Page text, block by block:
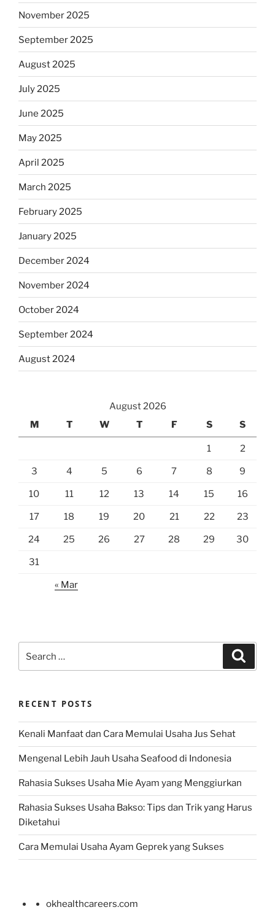
November 2025
September 2025
August 2025
July 2025
June 2025
May 2025
April 2025
March 2025
February 2025
January 2025
December 2024
November 2024
October 2024
September 2024
August 2024
August 2026
M
T W T F S S
1 2
3 4 5 6 7 8 9
10 11 12 13 14 15 16
17 18 19 20 21 22 23
24 25 26 27 28 29 30
31
« Mar
for:
RECENT POSTS
Kenali Manfaat dan Cara Memulai Usaha Jus Sehat
Mengenal Lebih Jauh Usaha Seafood di Indonesia
Rahasia Sukses Usaha Mie Ayam yang Menggiurkan
Rahasia Sukses Usaha Bakso: Tips dan Trik yang Harus
Diketahui
Cara Memulai Usaha Ayam Geprek yang Sukses
okhealthcareers.com